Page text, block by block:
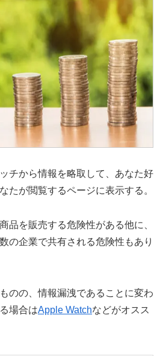
チから情報を略取して、あなた好
たが閲覧するページに表示する。
品を販売する危険性がある他に、
の企業で共有される危険性もあり
のの、情報漏洩であることに変わ
場合はApple Watchなどがオスス